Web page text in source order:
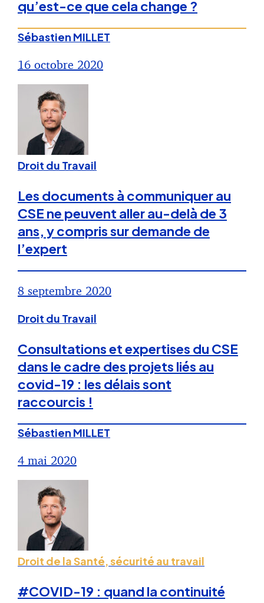
qu’est-ce que cela change ?
Sébastien MILLET
16 octobre 2020
Droit du Travail
Les documents à communiquer au
CSE ne peuvent aller au-delà de 3
ans, y compris sur demande de
l’expert
8 septembre 2020
Droit du Travail
Consultations et expertises du CSE
dans le cadre des projets liés au
covid-19 : les délais sont
raccourcis !
Sébastien MILLET
4 mai 2020
Droit de la Santé, sécurité au travail
#COVID-19 : quand la continuité